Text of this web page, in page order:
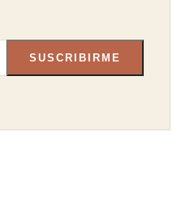
SUSCRIBIRME